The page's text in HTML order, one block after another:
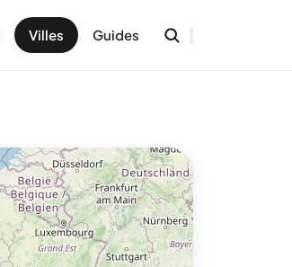
Villes Guides